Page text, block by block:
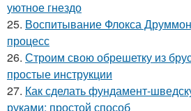
уютное гнездо
25. Воспитывание Флокса
процесс
26. Строим свою обрешетку из
простые инструкции
27. Как сделать фундамент-
руками: простой способ